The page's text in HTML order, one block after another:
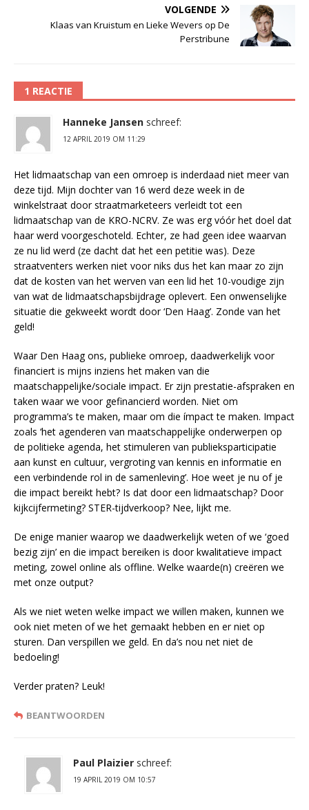
VOLGENDE
Klaas van Kruistum en Lieke Wevers op De
Perstribune
1 REACTIE
Hanneke Jansen schreef:
12 APRIL 2019 OM 11:29
Het lidmaatschap van een omroep is inderdaad niet meer van
deze tijd. Mijn dochter van 16 werd deze week in de
winkelstraat door straatmarketeers verleidt tot een
lidmaatschap van de KRO-NCRV. Ze was erg vóór het doel dat
haar werd voorgeschoteld. Echter, ze had geen idee waarvan
ze nu lid werd (ze dacht dat het een petitie was). Deze
straatventers werken niet voor niks dus het kan maar zo zijn
dat de kosten van het werven van een lid het 10-voudige zijn
van wat de lidmaatschapsbijdrage oplevert. Een onwenselijke
situatie die gekweekt wordt door ‘Den Haag’. Zonde van het
geld!
Waar Den Haag ons, publieke omroep, daadwerkelijk voor
financiert is mijns inziens het maken van die
maatschappelijke/sociale impact. Er zijn prestatie-afspraken en
taken waar we voor gefinancierd worden. Niet om
programma’s te maken, maar om die ímpact te maken. Impact
zoals ‘het agenderen van maatschappelijke onderwerpen op
de politieke agenda, het stimuleren van publieksparticipatie
aan kunst en cultuur, vergroting van kennis en informatie en
een verbindende rol in de samenleving’. Hoe weet je nu of je
die impact bereikt hebt? Is dat door een lidmaatschap? Door
kijkcijfermeting? STER-tijdverkoop? Nee, lijkt me.
De enige manier waarop we daadwerkelijk weten of we ‘goed
bezig zijn’ en die impact bereiken is door kwalitatieve impact
meting, zowel online als offline. Welke waarde(n) creëren we
met onze output?
Als we niet weten welke impact we willen maken, kunnen we
ook niet meten of we het gemaakt hebben en er niet op
sturen. Dan verspillen we geld. En da’s nou net niet de
bedoeling!
Verder praten? Leuk!
BEANTWOORDEN
Paul Plaizier schreef:
19 APRIL 2019 OM 10:57